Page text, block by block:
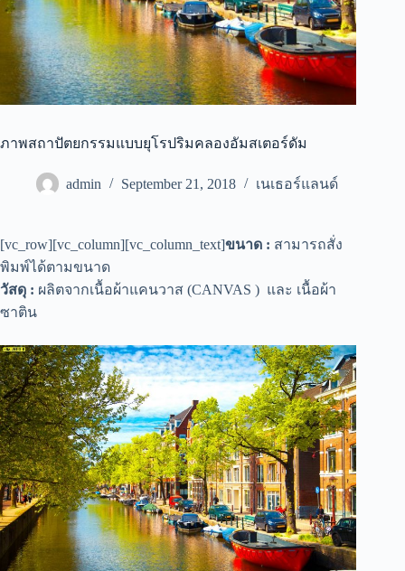
ภาพสถาปัตยกรรมแบบยุโรปริมคลองอัมสเตอร์ดัม
admin September 21, 2018 เนเธอร์แลนด์
[vc_row][vc_column][vc_column_text]ขนาด : สามารถสั่ง
พิมพ์ได้ตามขนาด
วัสดุ : ผลิตจากเนื้อผ้าแคนวาส (CANVAS ) และ เนื้อผ้า
ซาติน